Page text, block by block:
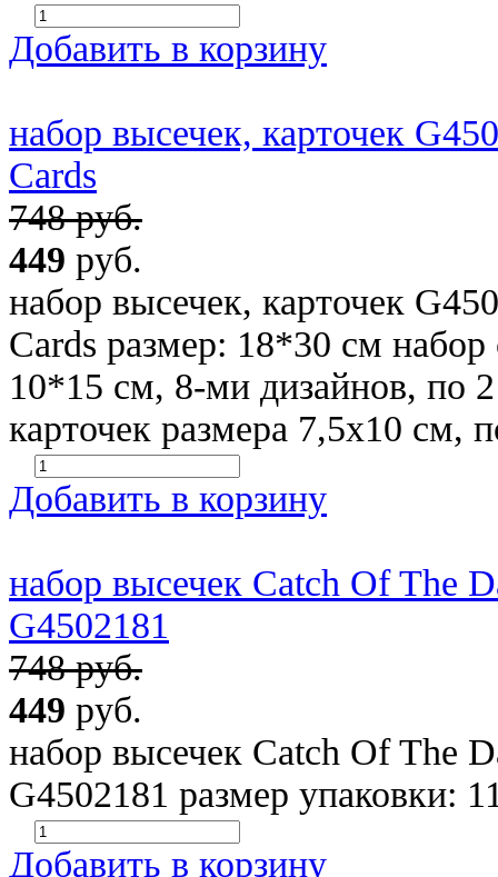
Добавить в корзину
набор высечек, карточек
Cards
748 руб.
449 руб.
набор высечек, карточек
Cards размер: 18*30 см набор
10*15 см, 8-ми дизайнов, по
карточек размера 7,5х10 см,
Добавить в корзину
набор высечек Catch Of The
G4502181
748 руб.
449 руб.
набор высечек Catch Of The
G4502181 размер упаковки:
Добавить в корзину